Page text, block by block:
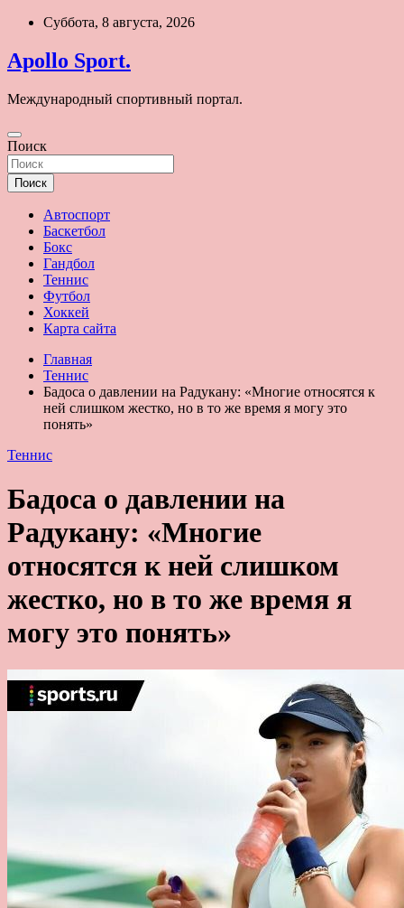
Перейти
содержимому
Суббота, 8 августа, 2026
Apollo Sport.
Международный спортивный портал.
Поиск
Поиск
Автоспорт
Баскетбол
Бокс
Гандбол
Теннис
Футбол
Хоккей
Карта сайта
Главная
Теннис
Бадоса о давлении на Радукану: «Многие относятся к
ней слишком жестко, но в то же время я могу это
понять»
Теннис
Бадоса о давлении на
Радукану: «Многие
относятся к ней слишком
жестко, но в то же время я
могу это понять»